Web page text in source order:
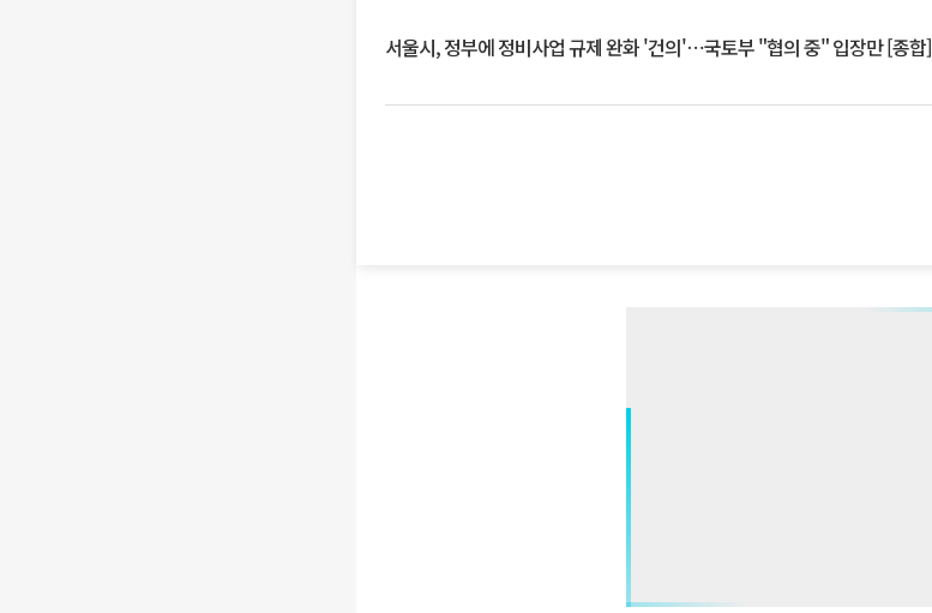
서울시, 정부에 정비사업 규제 완화 '건의'⋯국토부 "협의 중" 입장만 [종합]